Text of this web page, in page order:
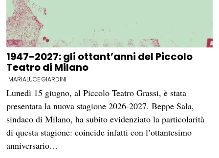
1947-2027: gli ottant’anni del Piccolo
Teatro di Milano
MARIALUCE GIARDINI
Lunedì 15 giugno, al Piccolo Teatro Grassi, è stata
presentata la nuova stagione 2026-2027. Beppe Sala,
sindaco di Milano, ha subito evidenziato la particolarità
di questa stagione: coincide infatti con l’ottantesimo
anniversario…